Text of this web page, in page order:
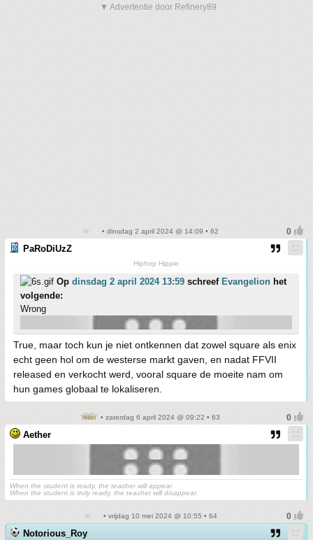
▼ Advertentie door Refinery89
• dinsdag 2 april 2024 @ 14:09 • 62
PaRoDiUzZ
Hiphop Hippie
Op dinsdag 2 april 2024 13:59 schreef Evangelion het
volgende:
Wrong
True, maar toch kun je niet ontkennen dat zowel square als enix
echt geen hol om de westerse markt gaven, en nadat FFVII
released en verkocht werd, vooral square de moeite nam om
hun games globaal te lokaliseren.
• zaterdag 6 april 2024 @ 09:22 • 63
Aether
When the student is ready, the teacher will appear.
When the student is truly ready, the teacher will disappear.
• vrijdag 10 mei 2024 @ 10:55 • 64
Notorious_Roy